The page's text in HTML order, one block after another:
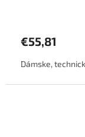
€55,81
Dámske,